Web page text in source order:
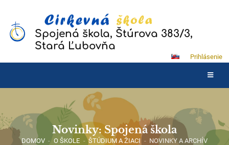
Spojená škola, Štúrova 383/3,
Stará Ľubovňa
Prihlásenie
Novinky: Spojená škola
DOMOV - O ŠKOLE - ŠTÚDIUM A ŽIACI - NOVINKY A ARCHÍV